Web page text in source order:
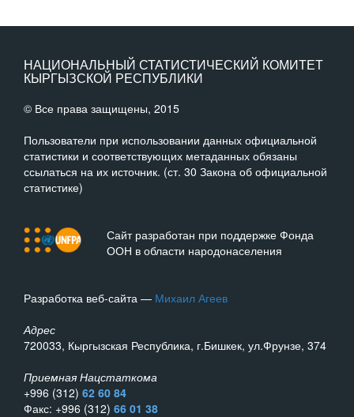
НАЦИОНАЛЬНЫЙ СТАТИСТИЧЕСКИЙ КОМИТЕТ
КЫРГЫЗСКОЙ РЕСПУБЛИКИ
© Все права защищены, 2015
Пользователи при использовании данных официальной
статистики и соответствующих метаданных обязаны
ссылаться на их источник. (ст. 30 Закона об официальной
статистике)
Сайт разработан при поддержке Фонда
ООН в области народонаселения
Разработка веб-сайта — Михаил Агеев
Адрес
720033, Кыргызская Республика, г.Бишкек, ул.Фрунзе, 374
Приемная Нацстаткома
+996 (312) 62 60 84
Факс: +996 (312) 66 01 38